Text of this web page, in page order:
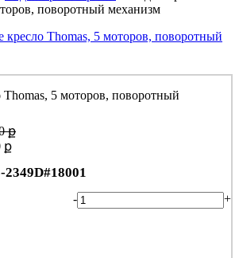
поворотный механизм
5 моторов, поворотный
ք
ք
- +